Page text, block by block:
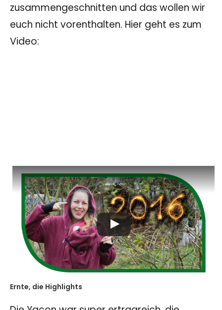
zusammengeschnitten und das wollen wir
euch nicht vorenthalten. Hier geht es zum
Video:
Ernte, die Highlights